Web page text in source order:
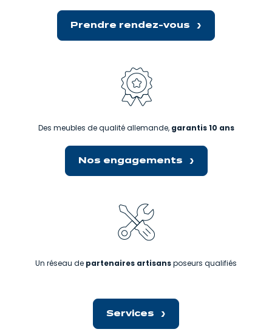
Prendre rendez-vous
Des meubles de qualité allemande, garantis 10 ans
Nos engagements
Un réseau de partenaires artisansposeurs qualifiés
Services